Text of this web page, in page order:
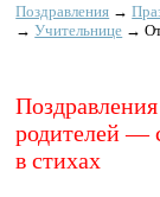
Поздравления →
→Учительнице →
родителей —
в стихах